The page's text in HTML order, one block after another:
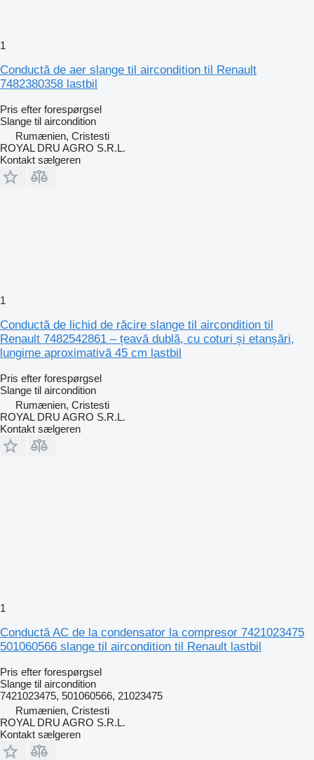
1
Conductă de aer slange til aircondition til Renault
7482380358 lastbil
Pris efter forespørgsel
Slange til aircondition
Rumænien, Cristesti
ROYAL DRU AGRO S.R.L.
Kontakt sælgeren
1
Conductă de lichid de răcire slange til aircondition til
Renault 7482542861 – țeavă dublă, cu coturi și etanșări,
lungime aproximativă 45 cm lastbil
Pris efter forespørgsel
Slange til aircondition
Rumænien, Cristesti
ROYAL DRU AGRO S.R.L.
Kontakt sælgeren
1
Conductă AC de la condensator la compresor 7421023475
501060566 slange til aircondition til Renault lastbil
Pris efter forespørgsel
Slange til aircondition
7421023475, 501060566, 21023475
Rumænien, Cristesti
ROYAL DRU AGRO S.R.L.
Kontakt sælgeren